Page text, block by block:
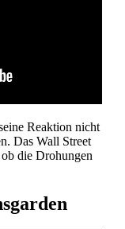
Reaktion nicht
Das Wall Street
die Drohungen